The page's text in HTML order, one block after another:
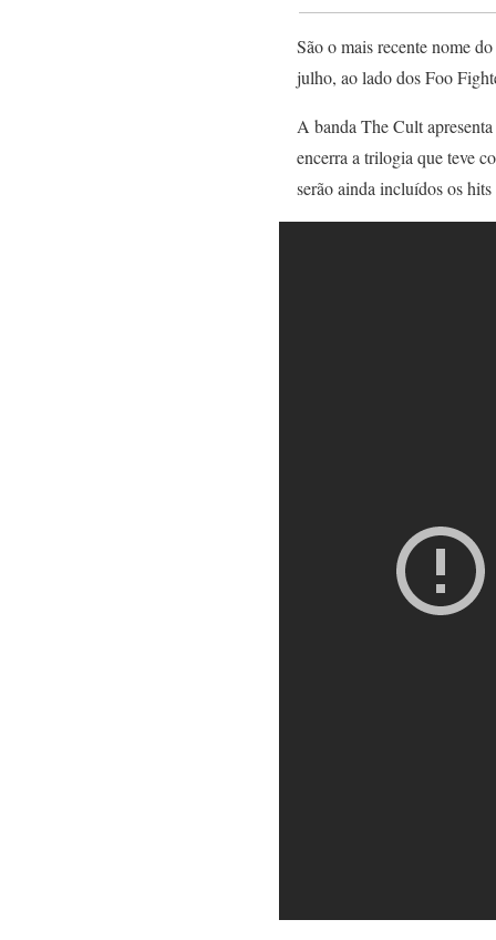
São o mais recente nome
julho, ao lado dos Foo
A banda The Cult
encerra a trilogia que teve
serão ainda incluídos os